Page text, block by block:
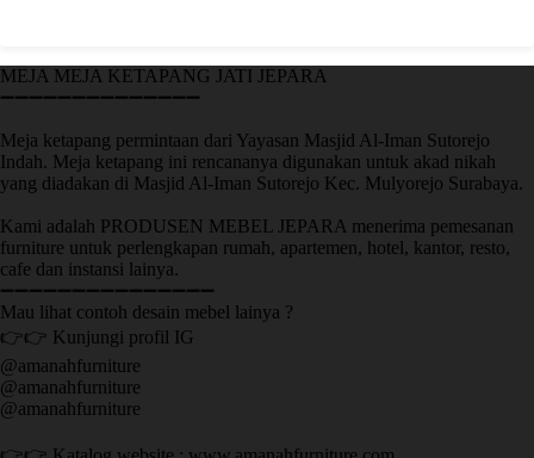
MEJA MEJA KETAPANG JATI JEPARA
➖➖➖➖➖➖➖➖➖➖➖➖➖➖
Meja ketapang permintaan dari Yayasan Masjid Al-Iman Sutorejo
Indah. Meja ketapang ini rencananya digunakan untuk akad nikah
yang diadakan di Masjid Al-Iman Sutorejo Kec. Mulyorejo Surabaya.
Kami adalah PRODUSEN MEBEL JEPARA menerima pemesanan
furniture untuk perlengkapan rumah, apartemen, hotel, kantor, resto,
cafe dan instansi lainya.
➖➖➖➖➖➖➖➖➖➖➖➖➖➖➖
Mau lihat contoh desain mebel lainya ?
👉👉 Kunjungi profil IG
@amanahfurniture
@amanahfurniture
@amanahfurniture